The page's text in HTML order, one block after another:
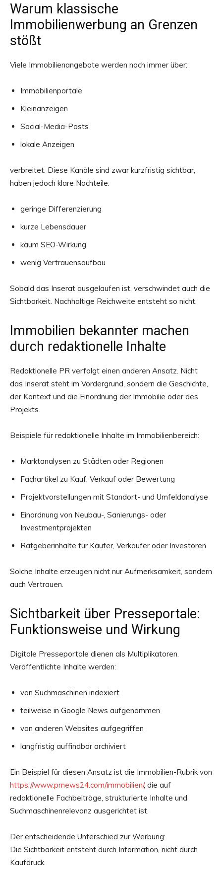
Warum klassische
Immobilienwerbung an Grenzen
stößt
Viele Immobilienangebote werden noch immer über:
Immobilienportale
Kleinanzeigen
Social-Media-Posts
lokale Anzeigen
verbreitet. Diese Kanäle sind zwar kurzfristig sichtbar,
haben jedoch klare Nachteile:
geringe Differenzierung
kurze Lebensdauer
kaum SEO-Wirkung
wenig Vertrauensaufbau
Sobald das Inserat ausgelaufen ist, verschwindet auch die
Sichtbarkeit. Nachhaltige Reichweite entsteht so nicht.
Immobilien bekannter machen
durch redaktionelle Inhalte
Redaktionelle PR verfolgt einen anderen Ansatz. Nicht
das Inserat steht im Vordergrund, sondern die Geschichte,
der Kontext und die Einordnung der Immobilie oder des
Projekts.
Beispiele für redaktionelle Inhalte im Immobilienbereich:
Marktanalysen zu Städten oder Regionen
Fachartikel zu Kauf, Verkauf oder Bewertung
Projektvorstellungen mit Standort- und Umfeldanalyse
Einordnung von Neubau-, Sanierungs- oder
Investmentprojekten
Ratgeberinhalte für Käufer, Verkäufer oder Investoren
Solche Inhalte erzeugen nicht nur Aufmerksamkeit, sondern
auch Vertrauen.
Sichtbarkeit über Presseportale:
Funktionsweise und Wirkung
Digitale Presseportale dienen als Multiplikatoren.
Veröffentlichte Inhalte werden:
von Suchmaschinen indexiert
teilweise in Google News aufgenommen
von anderen Websites aufgegriffen
langfristig auffindbar archiviert
Ein Beispiel für diesen Ansatz ist die Immobilien-Rubrik von
https://www.prnews24.com/immobilien/, die auf
redaktionelle Fachbeiträge, strukturierte Inhalte und
Suchmaschinenrelevanz ausgerichtet ist.
Der entscheidende Unterschied zur Werbung:
Die Sichtbarkeit entsteht durch Information, nicht durch
Kaufdruck.